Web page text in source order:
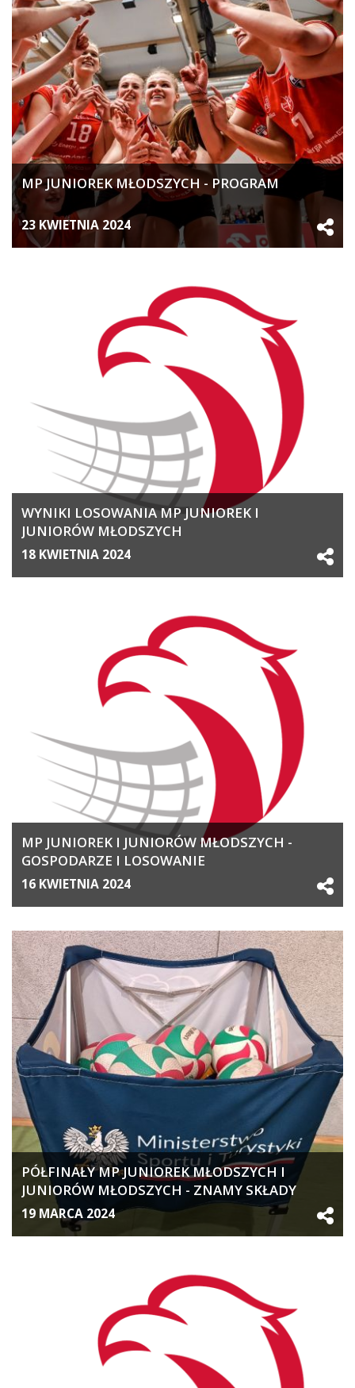
MP JUNIOREK MŁODSZYCH - PROGRAM
23 KWIETNIA 2024
WYNIKI LOSOWANIA MP JUNIOREK I
JUNIORÓW MŁODSZYCH
18 KWIETNIA 2024
MP JUNIOREK I JUNIORÓW MŁODSZYCH -
GOSPODARZE I LOSOWANIE
16 KWIETNIA 2024
PÓŁFINAŁY MP JUNIOREK MŁODSZYCH I
JUNIORÓW MŁODSZYCH - ZNAMY SKŁADY
GRUP
19 MARCA 2024